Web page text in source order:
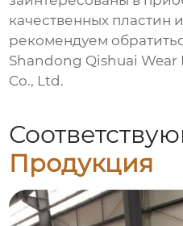
качественных пластин
рекомендуем
Shandong Qishuai
Co., Ltd.
Продукция